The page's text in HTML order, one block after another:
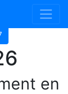
en